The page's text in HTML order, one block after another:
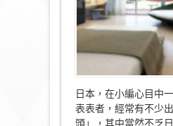
見
機
械
蹤
影〉
中
日本，在小編心目中
表表者，經常有不少
頭」，其中當然不乏